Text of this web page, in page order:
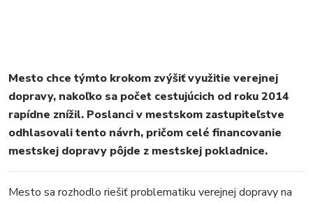
Mesto chce týmto krokom zvýšiť využitie verejnej
dopravy, nakoľko sa počet cestujúcich od roku 2014
rapídne znížil. Poslanci v mestskom zastupiteľstve
odhlasovali tento návrh, pričom celé financovanie
mestskej dopravy pôjde z mestskej pokladnice.
Mesto sa rozhodlo riešiť problematiku verejnej dopravy na